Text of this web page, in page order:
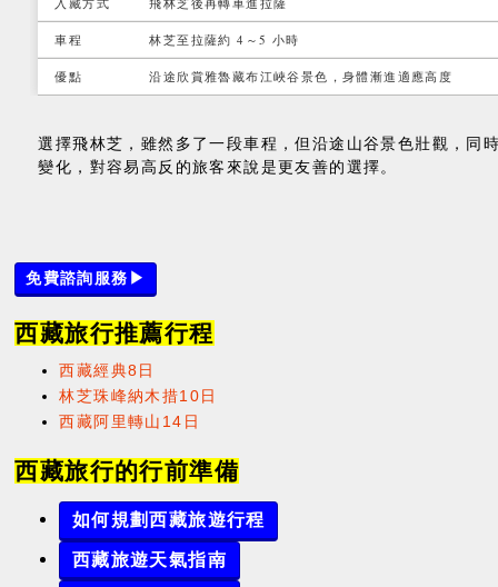
車程 林芝至拉薩約 4～5 小時
優點 沿途欣賞雅魯藏布江峽谷景色，身體漸進適應高度
選擇飛林芝，雖然多了一段車程，但沿途山谷景色壯觀，同
變化，對容易高反的旅客來說是更友善的選擇。
免費諮詢服務▶
西藏旅行推薦行程
西藏經典8日
林芝珠峰納木措10日
西藏阿里轉山14日
西藏旅行的行前準備
如何規劃西藏旅遊行程
西藏旅遊天氣指南